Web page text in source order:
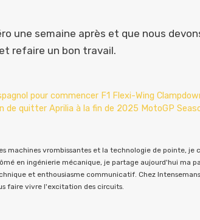
une semaine après et que nous
refaire un bon travail.
pour commencer F1 Flexi-Wing
de quitter Aprilia à la fin de 2025 MotoGP
machines vrombissantes et la technologie de pointe, je
en ingénierie mécanique, je partage aujourd'hui ma
et enthousiasme communicatif. Chez
faire vivre l'excitation des circuits.